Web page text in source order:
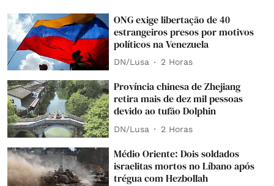
ONG exige libertação de 40
estrangeiros presos por motivos
políticos na Venezuela
DN/Lusa 2 Horas
Província chinesa de Zhejiang
retira mais de dez mil pessoas
devido ao tufão Dolphin
DN/Lusa 2 Horas
Médio Oriente: Dois soldados
israelitas mortos no Líbano após
trégua com Hezbollah